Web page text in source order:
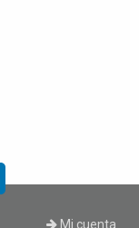
Mi cuenta